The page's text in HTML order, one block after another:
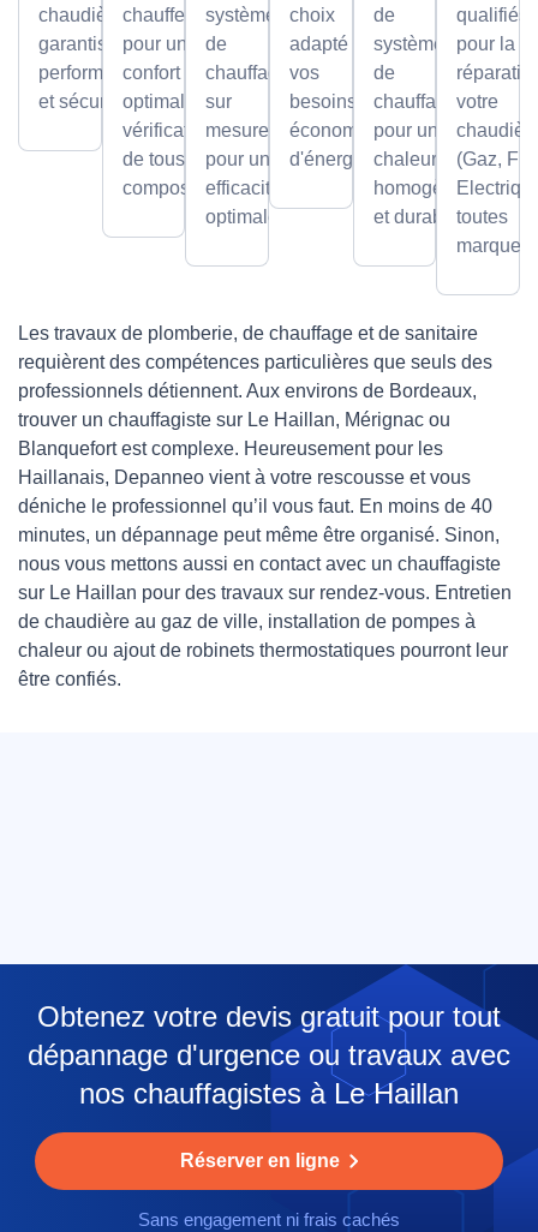
chaudières,
garantissant
performance
et sécurité.
chauffe-eau
pour un
confort
optimal avec
vérification
de tous les
composants.
systèmes
de
chauffage
sur
mesure,
pour une
efficacité
optimale.
choix
adapté à
vos
besoins et
économies
d'énergie.
de
systèmes
de
chauffage
pour une
chaleur
homogène
et durable.
qualifiés
pour la
votre
(Gaz,
toutes
marques.
Les travaux de plomberie, de chauffage et de sanitaire
requièrent des compétences particulières que seuls des
professionnels détiennent. Aux environs de Bordeaux,
trouver un chauffagiste sur Le Haillan, Mérignac ou
Blanquefort est complexe. Heureusement pour les
Haillanais, Depanneo vient à votre rescousse et vous
déniche le professionnel qu’il vous faut. En moins de 40
minutes, un dépannage peut même être organisé. Sinon,
nous vous mettons aussi en contact avec un chauffagiste
sur Le Haillan pour des travaux sur rendez-vous. Entretien
de chaudière au gaz de ville, installation de pompes à
chaleur ou ajout de robinets thermostatiques pourront leur
être confiés.
Obtenez votre devis gratuit pour tout
dépannage d'urgence ou travaux avec
nos chauffagistes à Le Haillan
Réserver en ligne
Sans engagement ni frais cachés